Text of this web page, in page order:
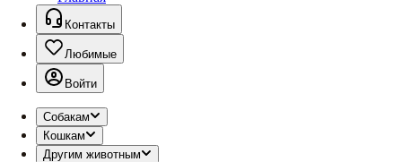
Контакты
Любимые
Войти
Собакам
Кошкам
Другим животным